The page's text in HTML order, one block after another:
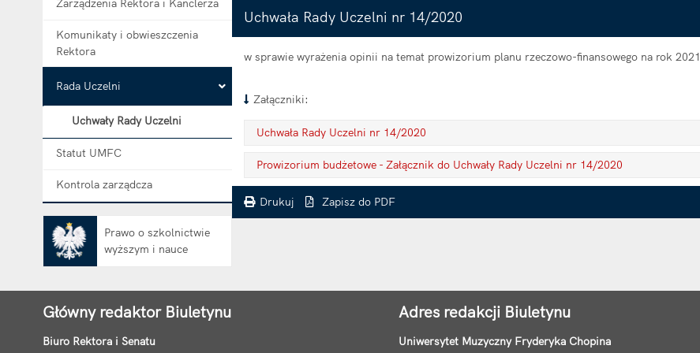
Zarządzenia Rektora i Kanclerza
Komunikaty i obwieszczenia
Rektora
Rada Uczelni
Uchwały Rady Uczelni
Statut UMFC
Kontrola zarządcza
Prawo o szkolnictwie
wyższym i nauce
Uchwała Rady Uczelni nr 14/2020
w sprawie wyrażenia opinii na temat prowizorium planu rzeczowo-finansowego na rok 2021
Załączniki:
Uchwała Rady Uczelni nr 14/2020
Prowizorium budżetowe - Załącznik do Uchwały Rady Uczelni nr 14/2020
Drukuj Zapisz do PDF
Główny redaktor Biuletynu
Biuro Rektora i Senatu
Adres redakcji Biuletynu
Uniwersytet Muzyczny Fryderyka Chopina